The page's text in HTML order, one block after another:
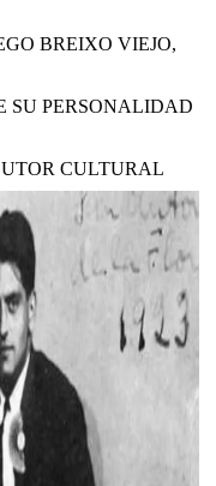
BREIXO VIEJO,
SU PERSONALIDAD
CULTURAL